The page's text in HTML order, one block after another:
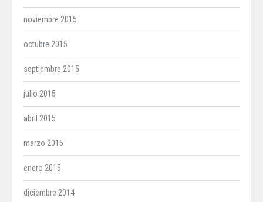
noviembre 2015
octubre 2015
septiembre 2015
julio 2015
abril 2015
marzo 2015
enero 2015
diciembre 2014